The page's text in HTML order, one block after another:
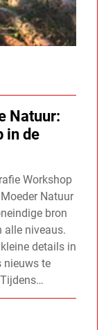
Natuur:
in de
Workshop
Natuur
bron
alle niveaus.
details in
nieuws te